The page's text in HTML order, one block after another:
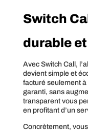
Switch
durable
Avec Switch Call,
devient simple et
facturé seulement à
garanti, sans
transparent vous
en profitant d’un
Concrètement,